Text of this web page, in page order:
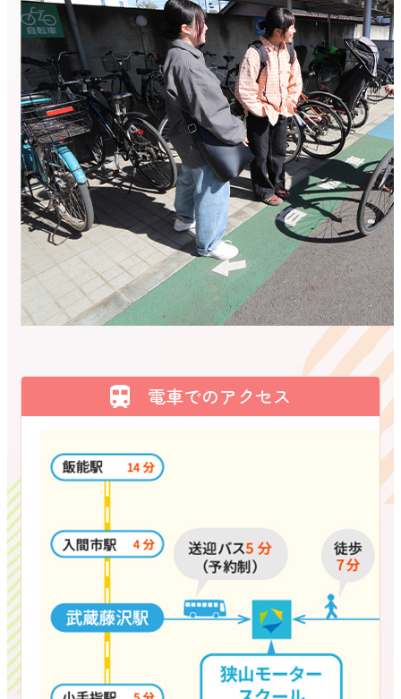
電車でのアクセス